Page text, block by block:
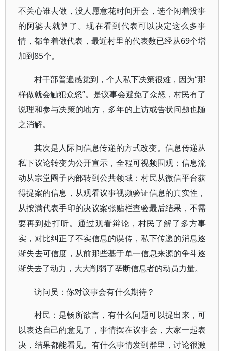
不关心谁去做，没人愿意花时间开会，选个闲着没事
的阿婆去就算了。现在看到代表可以决定这么多事
情，都争着做代表，最近村里的代表数已经从69个增
加到85个。
村干部普遍感觉到，个人私下决策很难，因为“那
样做就会触犯众怒”。是议事会避免了众怒，村民有了
说理和参与决策的地方，多年的上访或告状问题也随
之消解。
其次是人际间信息传递的方式改变。信息传递从
私下议论转变为公开宣示，全程可视频围观；信息流
动从宗堂圈子内部转到公共领域：村民从微信平台获
得提案的信息，从观看议事视频验证信息的真实性，
从按满代表手印的决议案张贴栏查验最后结果，不需
要再到处打听。通过观看辩论，村民了解了多方事
实，对比纠正了不实信息的误传，私下传递的消息逐
渐失去可信度，从前那些基于单一信息来源的争斗逐
渐失去了动力，大大削弱了垄断信息者的动员力量。
访问员：你对议事会有什么期待？
村民：是畅所欲言，有什么问题可以提出来，可
以表达自己的意见了，事情摆在议事会，大家一起表
决，结果都能看见。有什么事情发到群里，讨论很激